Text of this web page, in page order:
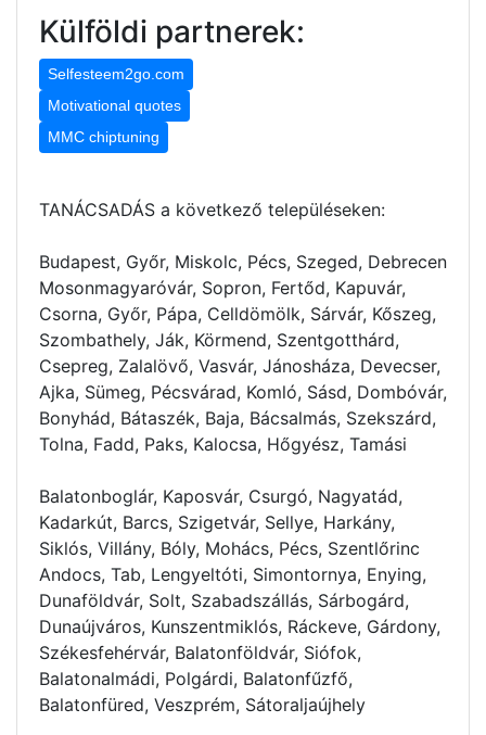
Külföldi partnerek:
Selfesteem2go.com
Motivational quotes
MMC chiptuning
TANÁCSADÁS a következő településeken:
Budapest, Győr, Miskolc, Pécs, Szeged, Debrecen
Mosonmagyaróvár, Sopron, Fertőd, Kapuvár,
Csorna, Győr, Pápa, Celldömölk, Sárvár, Kőszeg,
Szombathely, Ják, Körmend, Szentgotthárd,
Csepreg, Zalalövő, Vasvár, Jánosháza, Devecser,
Ajka, Sümeg, Pécsvárad, Komló, Sásd, Dombóvár,
Bonyhád, Bátaszék, Baja, Bácsalmás, Szekszárd,
Tolna, Fadd, Paks, Kalocsa, Hőgyész, Tamási
Balatonboglár, Kaposvár, Csurgó, Nagyatád,
Kadarkút, Barcs, Szigetvár, Sellye, Harkány,
Siklós, Villány, Bóly, Mohács, Pécs, Szentlőrinc
Andocs, Tab, Lengyeltóti, Simontornya, Enying,
Dunaföldvár, Solt, Szabadszállás, Sárbogárd,
Dunaújváros, Kunszentmiklós, Ráckeve, Gárdony,
Székesfehérvár, Balatonföldvár, Siófok,
Balatonalmádi, Polgárdi, Balatonfűzfő,
Balatonfüred, Veszprém, Sátoraljaújhely